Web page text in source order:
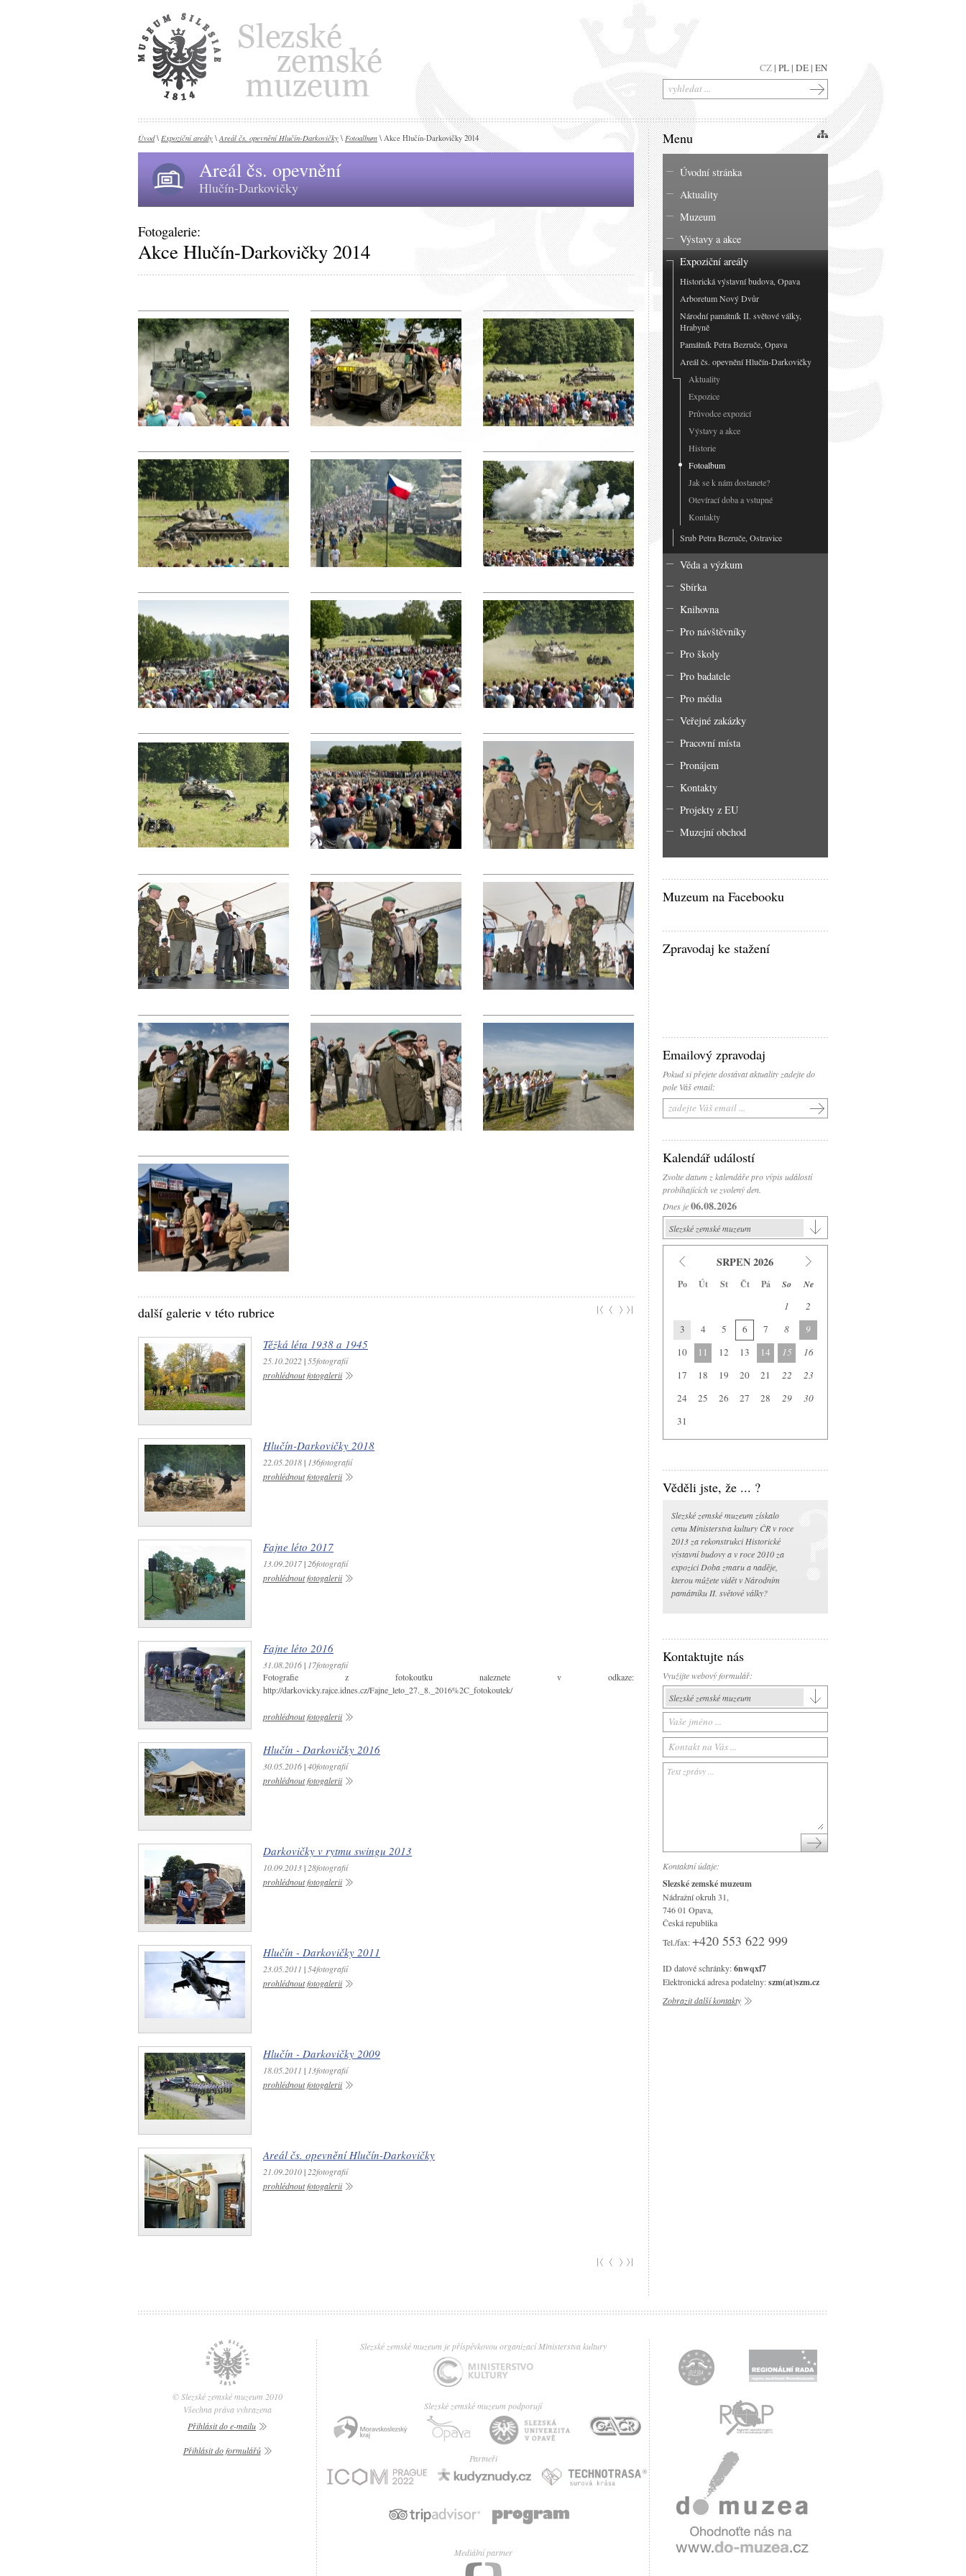
Úvod\ Expoziční areály \Areál čs. opevnění Hlučín-Darkovičky \ Fotoalbum \ Akce Hlučín-Darkovičky 2014
Areál čs. opevnění
Hlučín-Darkovičky
Fotogalerie:
Akce Hlučín-Darkovičky 2014
další galerie v této rubrice
Těžká léta 1938 a 1945
25.10.2022| 55fotografií
prohlédnout fotogalerii
Hlučín-Darkovičky 2018
22.05.2018| 136fotografií
prohlédnout fotogalerii
Fajne léto 2017
13.09.2017| 26fotografií
prohlédnout fotogalerii
Fajne léto 2016
31.08.2016| 17fotografií
Fotografie z fotokoutku naleznete v odkaze:
http://darkovicky.rajce.idnes.cz/Fajne_leto_27._8._2016%2C_fotokoutek/
prohlédnout fotogalerii
Hlučín - Darkovičky 2016
30.05.2016|40fotografií
prohlédnout fotogalerii
Darkovičky v rytmu swingu 2013
10.09.2013| 28fotografií
prohlédnout fotogalerii
Hlučín - Darkovičky 2011
23.05.2011 | 54fotografií
prohlédnout fotogalerii
Hlučín - Darkovičky 2009
18.05.2011 | 13fotografií
prohlédnout fotogalerii
Areál čs. opevnění Hlučín-Darkovičky
21.09.2010| 22fotografií
prohlédnout fotogalerii
Menu
Úvodní stránka
Aktuality
Muzeum
Výstavy a akce
Expoziční areály
Historická výstavní budova, Opava
Arboretum Nový Dvůr
Národní památník II. světové války,
Hrabyně
Památník Petra Bezruče, Opava
Areál čs. opevnění Hlučín-Darkovičky
Aktuality
Expozice
Průvodce expozicí
Výstavy a akce
Historie
Fotoalbum
Jak se k nám dostanete?
Otevírací doba a vstupné
Kontakty
Srub Petra Bezruče, Ostravice
Věda a výzkum
Sbírka
Knihovna
Pro návštěvníky
Pro školy
Pro badatele
Pro média
Veřejné zakázky
Pracovní místa
Pronájem
Kontakty
Projekty z EU
Muzejní obchod
Muzeum na Facebooku
Zpravodaj ke stažení
Emailový zpravodaj
Pokud si přejete dostávat aktuality zadejte do
pole Váš email:
Kalendář událostí
Zvolte datum z kalendáře pro výpis událostí
probíhajících ve zvolený den.
Dnes je06.08.2026
Slezské zemské muzeum
Slezské zemské muzeum
Historická výstavní budova
Arboretum Nový Dvůr
Národní památník II. světové války
Památník Petra Bezruče
Areál čs. opevnění
SRPEN 2026
Po Út St Čt Pá So Ne
1
2
3
4 5 6 7 8
9
10
11 12 13 14 15
16
17
18 19 20 21 22
23
24
25 26 27 28 29
30
31
Věděli jste, že ... ?
Slezské zemské muzeum získalo
cenu Ministerstva kultury ČR v roce
2013 za rekonstrukci Historické
výstavní budovy a v roce 2010 za
expozici Doba zmaru a naděje,
kterou můžete vidět v Národním
památníku II. světové války?
Kontaktujte nás
Využijte webový formulář:
Slezské zemské muzeum
Slezské zemské muzeum
Historická výstavní budova
Arboretum Nový Dvůr
Národní památník II. světové války
Kontaktní údaje:
Slezské zemské muzeum
Nádražní okruh 31,
746 01 Opava,
Česká republika
Tel./fax:+420 553 622 999
ID datové schránky:6nwqxf7
Elektronická adresa podatelny:szm(at)szm.cz
Zobrazit další kontakty
CZ | PL | DE | EN
Slezské zemské muzeum je příspěvkovou organizací Ministerstva kultury
Slezské zemské muzeum podporují
Partneři
Mediální partner
© Slezské zemské muzeum 2010
Všechna práva vyhrazena
Přihlásit do e-mailu
Přihlásit do formulářů